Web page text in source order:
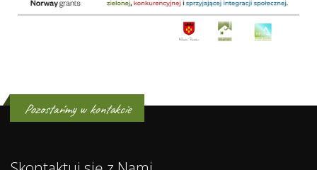
Pozostańmy w kontakcie